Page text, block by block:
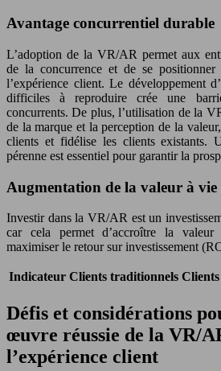
Avantage concurrentiel durable
L’adoption de la VR/AR permet aux
de la concurrence et de se positionner
l’expérience client. Le développement
difficiles à reproduire crée une
concurrents. De plus, l’utilisation de la
de la marque et la perception de la
clients et fidélise les clients existants.
pérenne est essentiel pour garantir la
Augmentation de la valeur à
Investir dans la VR/AR est un
car cela permet d’accroître la
maximiser le retour sur investissement
Indicateur Clients traditionnels
Défis et considérations
œuvre réussie de la VR/
l’expérience client